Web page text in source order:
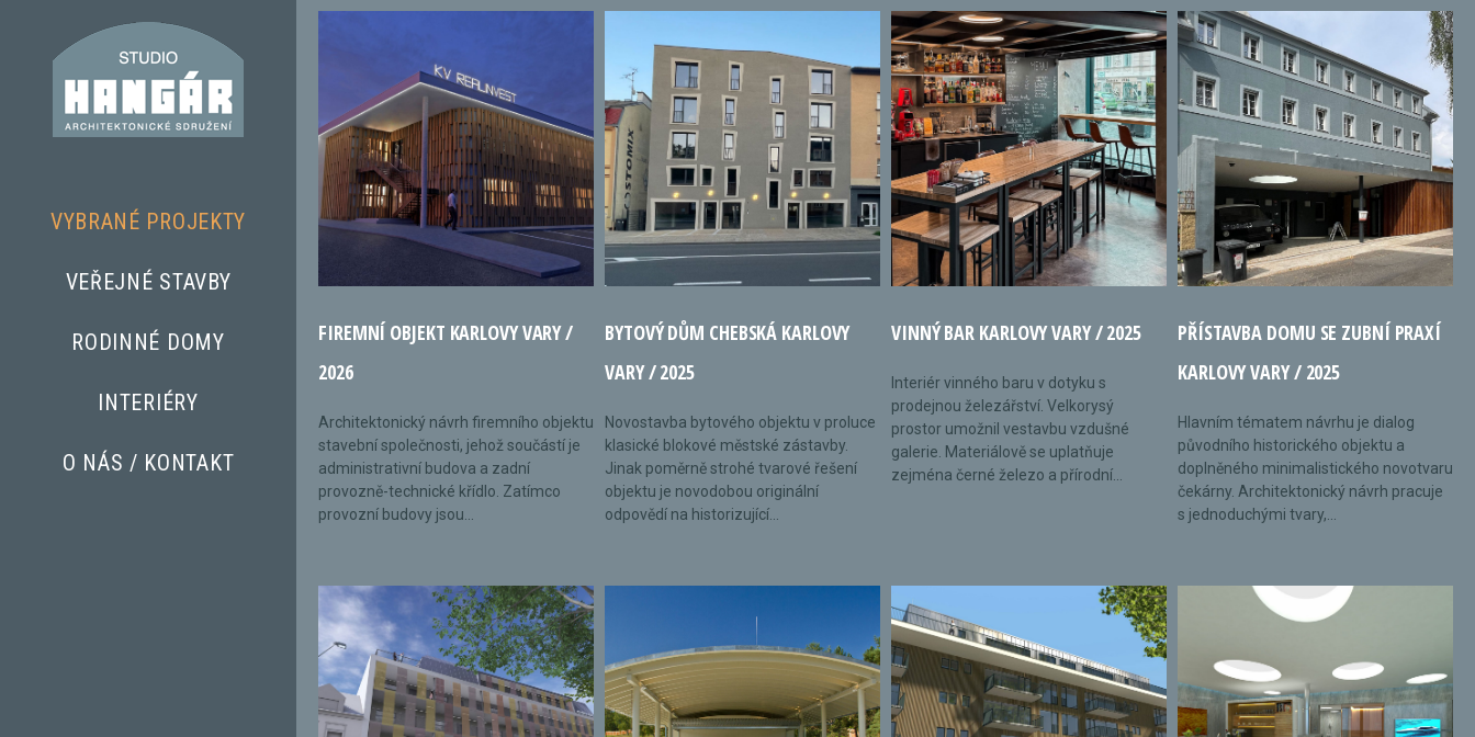
VYBRANÉ PROJEKTY
VEŘEJNÉ STAVBY
RODINNÉ DOMY
INTERIÉRY
O NÁS / KONTAKT
FIREMNÍ OBJEKT KARLOVY VARY /
2026
Architektonický návrh firemního objektu
stavební společnosti, jehož součástí je
administrativní budova a zadní
provozně-technické křídlo. Zatímco
provozní budovy jsou...
BYTOVÝ DŮM CHEBSKÁ KARLOVY
VARY / 2025
Novostavba bytového objektu v proluce
klasické blokové městské zástavby.
Jinak poměrně strohé tvarové řešení
objektu je novodobou originální
odpovědí na historizující...
VINNÝ BAR KARLOVY VARY / 2025
Interiér vinného baru v dotyku s
prodejnou železářství. Velkorysý
prostor umožnil vestavbu vzdušné
galerie. Materiálově se uplatňuje
zejména černé železo a přírodní...
PŘÍSTAVBA DOMU SE ZUBNÍ PRAXÍ
KARLOVY VARY / 2025
Hlavním tématem návrhu je dialog
původního historického objektu a
doplněného minimalistického novotvaru
čekárny. Architektonický návrh pracuje
s jednoduchými tvary,...